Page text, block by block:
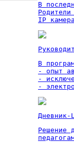
В
IP
В
- опыт
-
-
Дневник-
Решение